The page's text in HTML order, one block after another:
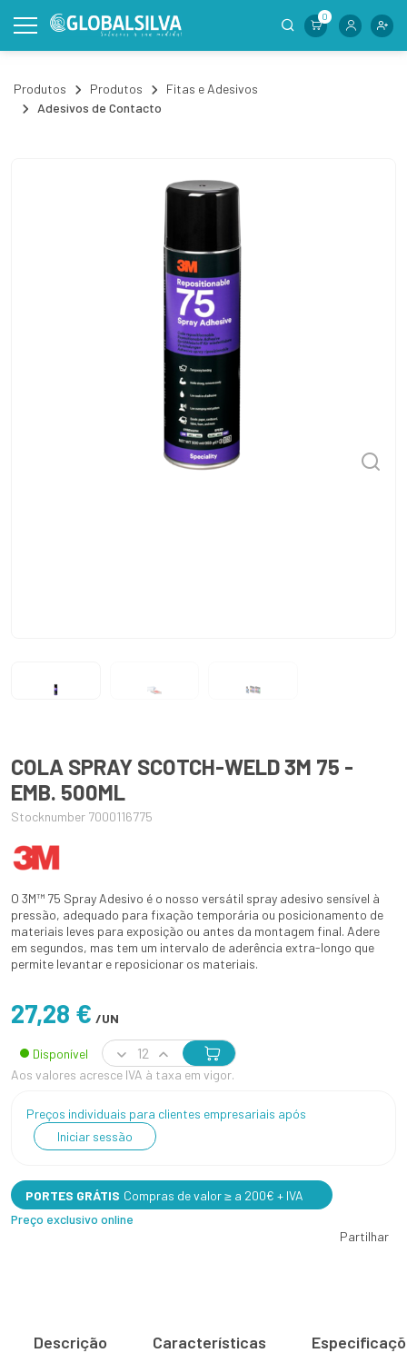
0
Produtos Produtos
Fitas e Adesivos
Adesivos de Contacto
COLA SPRAY SCOTCH-WELD 3M 75 -
EMB. 500ML
Stocknumber 7000116775
O 3M™ 75 Spray Adesivo é o nosso versátil spray adesivo sensível à
pressão, adequado para fixação temporária ou posicionamento de
materiais leves para exposição ou antes da montagem final. Adere
em segundos, mas tem um intervalo de aderência extra-longo que
permite levantar e reposicionar os materiais.
27,28 € /UN
Disponível
Aos valores acresce IVA à taxa em vigor.
Preços individuais para clientes empresariais após
Iniciar sessão
PORTES GRÁTIS Compras de valor ≥ a 200€ + IVA
Preço exclusivo online
Partilhar
Descrição Características